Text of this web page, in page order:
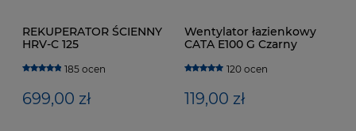
REKUPERATOR ŚCIENNY
HRV-C 125
185 ocen
699,00 zł
Wentylator łazienkowy
CATA E100 G Czarny
120 ocen
119,00 zł